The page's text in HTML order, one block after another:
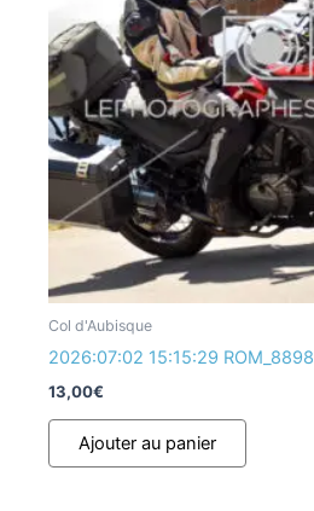
Col d'Aubisque
2026:07:02 15:15:29 ROM_8898
13,00€
Ajouter au panier